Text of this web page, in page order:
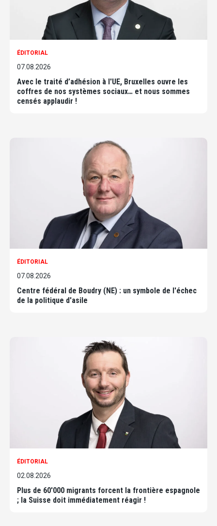
ÉDITORIAL
07.08.2026
Avec le traité d’adhésion à l'UE, Bruxelles ouvre les
coffres de nos systèmes sociaux… et nous sommes
censés applaudir !
ÉDITORIAL
07.08.2026
Centre fédéral de Boudry (NE) : un symbole de l'échec
de la politique d'asile
ÉDITORIAL
02.08.2026
Plus de 60'000 migrants forcent la frontière espagnole
; la Suisse doit immédiatement réagir !